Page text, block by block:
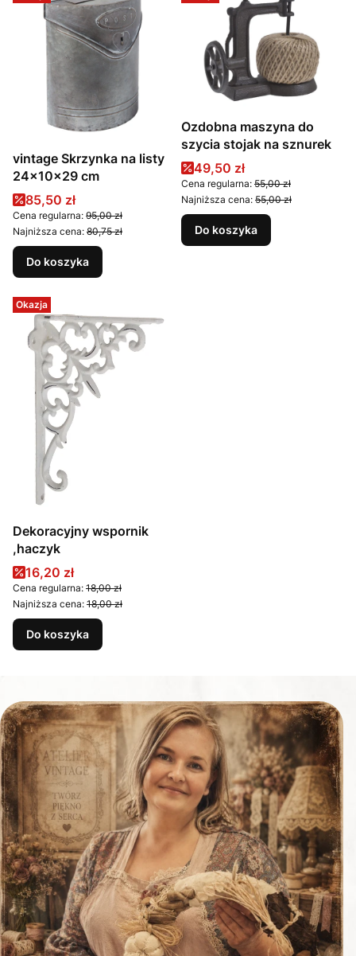
vintage Skrzynka na listy
24x10x29 cm
Cena promocyjna
85,50 zł
Cena regularna: 95,00 zł
Najniższa cena: 80,75 zł
Do koszyka
Ozdobna maszyna do
szycia stojak na sznurek
Cena promocyjna
49,50 zł
Cena regularna: 55,00 zł
Najniższa cena: 55,00 zł
Do koszyka
Okazja
Dekoracyjny wspornik
,haczyk
Cena promocyjna
16,20 zł
Cena regularna: 18,00 zł
Najniższa cena: 18,00 zł
Do koszyka